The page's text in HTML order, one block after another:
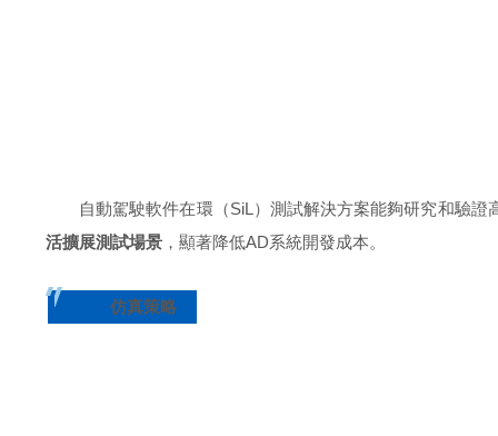
自動駕駛軟件在環（SiL）測試解決方案能夠研究和驗
活擴展測試場景，顯著降低AD系統開發成本。
仿真策略